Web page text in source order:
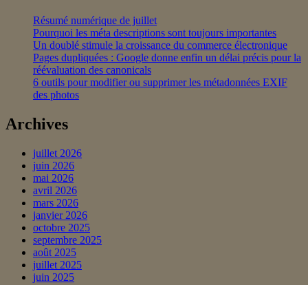
Résumé numérique de juillet
Pourquoi les méta descriptions sont toujours importantes
Un doublé stimule la croissance du commerce électronique
Pages dupliquées : Google donne enfin un délai précis pour la
réévaluation des canonicals
6 outils pour modifier ou supprimer les métadonnées EXIF
des photos
Archives
juillet 2026
juin 2026
mai 2026
avril 2026
mars 2026
janvier 2026
octobre 2025
septembre 2025
août 2025
juillet 2025
juin 2025